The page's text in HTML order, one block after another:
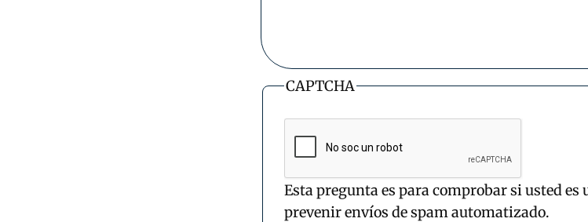
CAPTCHA
Esta pregunta es para comprobar si usted
prevenir envíos de spam automatizado.